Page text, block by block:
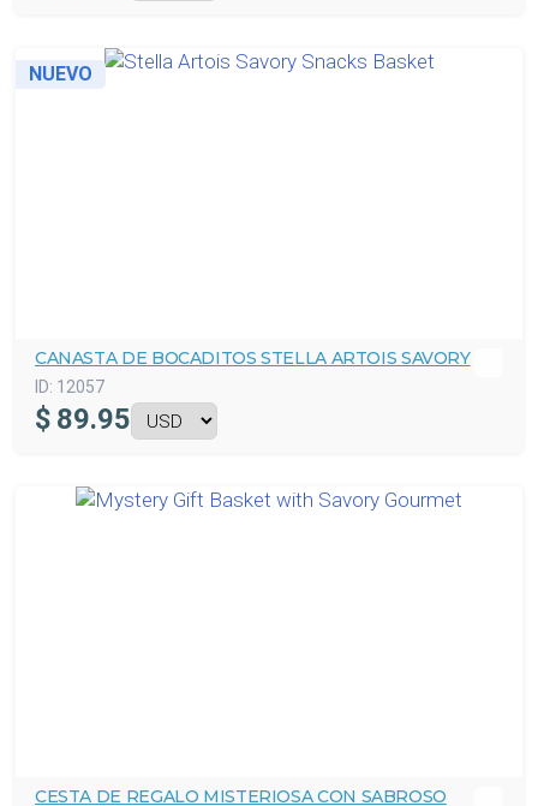
NUEVO
CANASTA DE BOCADITOS STELLA ARTOIS SAVORY
ID: 12057
$ 89.95
CESTA DE REGALO MISTERIOSA CON SABROSO